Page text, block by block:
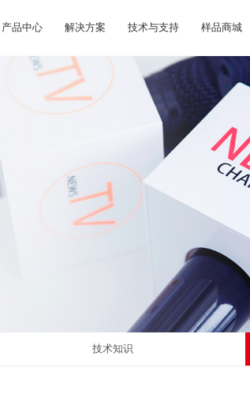
产品中心 解决方案 技术与支持 样品商城
技术知识